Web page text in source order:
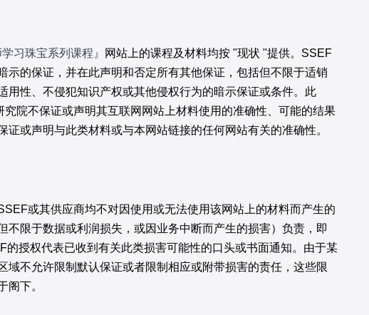
学习珠宝系列 课程』
网站上的课程及材料均按 "现状 "提供。SSEF
示的保证，并在此声明和否定所有其他保证，包括但不限于适销
用性、不侵犯知识产权或其他侵权行为的暗示保证或条件。此
究院不保证或声明其互联网网站上材料使用的准确性、可能的结果
证或声明与此类材料或与本网站链接的任何网站有关的准确性。
或其供应商均不对因使用或无法使用该网站上的材料而产生的
不限于数据或利润损失，或因业务中断而产生的损害）负责，即
的授权代表已收到有关此类损害可能性的口头或书面通知。由于某
域不允许限制默认保证或者限制相应或附带损害的责任，这些限
阁下。